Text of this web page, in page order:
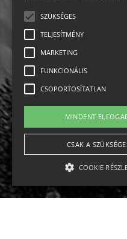
Jogi
SZÜKSÉGES
TELJESÍTMÉNY
MARKETING
FUNKCIONÁLIS
CSOPORTOSÍTATLAN
MINDENT
CSAK A
COOKIE